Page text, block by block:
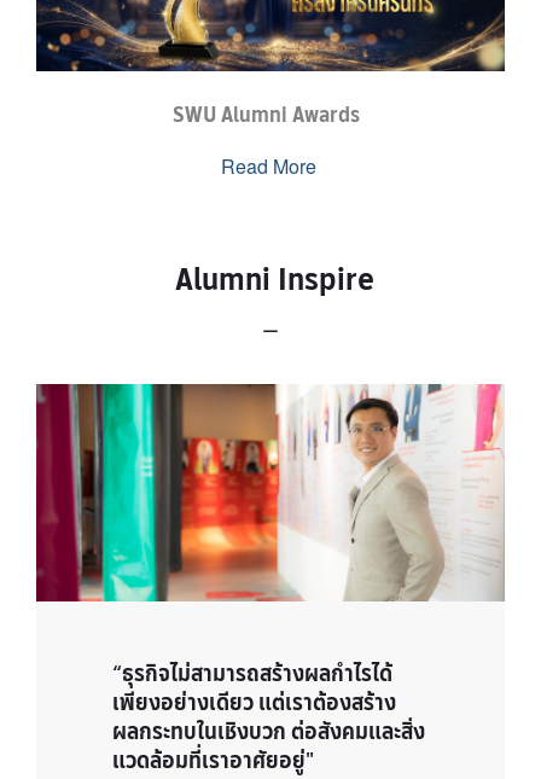
SWU Alumni Awards
Read More
Alumni Inspire
“ธุรกิจไม่สามารถสร้างผลกำไรได้
เพียงอย่างเดียว แต่เราต้องสร้าง
ผลกระทบในเชิงบวก ต่อสังคมและสิ่ง
แวดล้อมที่เราอาศัยอยู่"